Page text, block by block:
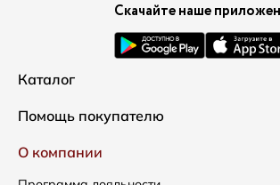
Скачайте наше
Каталог
Новинки
Одежда
Сумки
Помощь покупателю
Доставка и оплата
О компании